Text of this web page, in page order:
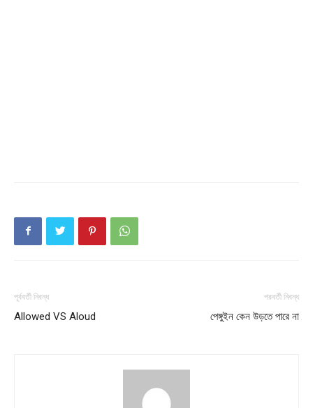
পূর্ববর্তী নিবন্ধ
Allowed VS Aloud
পরবর্তী নিবন্ধ
পেঙ্গুইন কেন উড়তে পারে না